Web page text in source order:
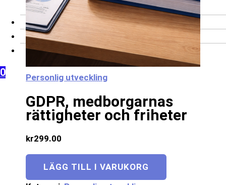
utbildning
Kontakt
Frågor och svar
Mitt konto
0 Personlig utveckling
GDPR, medborgarnas
rättigheter och friheter
kr299.00
LÄGG TILL I VARUKORG